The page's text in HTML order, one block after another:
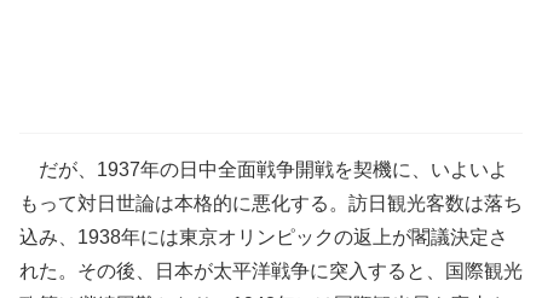
だが、1937年の日中全面戦争開戦を契機に、いよいよ
もって対日世論は本格的に悪化する。訪日観光客数は落ち
込み、1938年には東京オリンピックの返上が閣議決定さ
れた。その後、日本が太平洋戦争に突入すると、国際観光